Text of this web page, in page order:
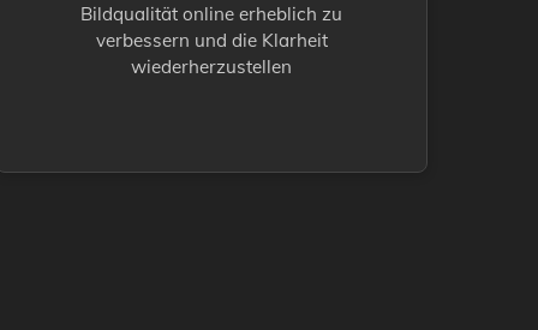
Bildqualität online erheblich zu
verbessern und die Klarheit
wiederherzustellen